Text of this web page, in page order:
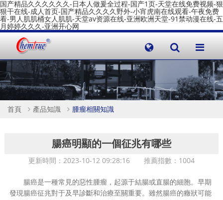
国产精品久久久久久久-日本人做爰全过程-国产1页-天堂在线免费视频-狠
狠干在线-成人首页-国产精品久久久久野外-小宵虎南在线观看-午夜免费
看-男人肌肌桶女人肌肌-天堂av资源在线-亚洲欧洲天堂-91禁动漫在线-五
月婷婷久久久-亚洲开心网
首頁 產品知識 腫瘤相關知識
腸癌明顯的一個征兆有哪些
更新時間：2023-10-12 09:28:16 推薦指數： 1004
腸癌是一種常見的惡性腫瘤，起源于結腸或直腸的細胞。早期
發現腸癌征兆對于及早診斷和治療至關重要。雖然腸癌的癥狀可能